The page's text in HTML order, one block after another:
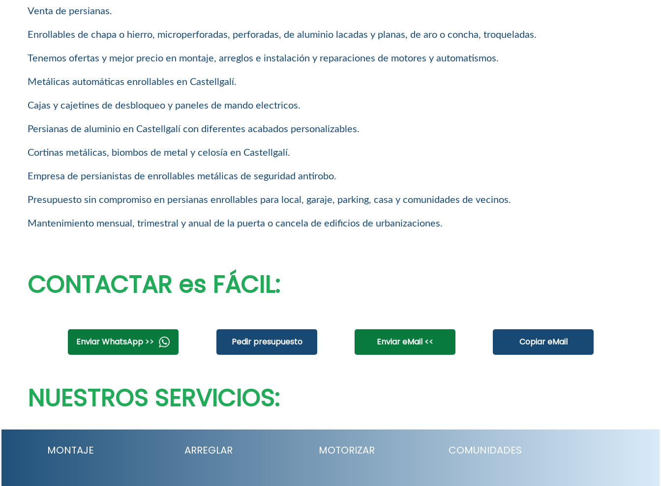
Venta de persianas.
Enrollables de chapa o hierro, microperforadas, perforadas, de aluminio lacadas y planas, de aro o concha, troqueladas.
Tenemos ofertas y mejor precio en montaje, arreglos e instalación y reparaciones de motores y automatismos.
Metálicas automáticas enrollables en Castellgalí.
Cajas y cajetines de desbloqueo y paneles de mando electricos.
Persianas de aluminio en Castellgalí con diferentes acabados personalizables.
Cortinas metálicas, biombos de metal y celosía en Castellgalí.
Empresa de persianistas de enrollables metálicas de seguridad antirobo.
Presupuesto sin compromiso en persianas enrollables para local, garaje, parking, casa y comunidades de vecinos.
Mantenimiento mensual, trimestral y anual de la puerta o cancela de edificios de urbanizaciones.
CONTACTAR es FÁCIL:
Enviar WhatsApp >> Pedir presupuesto Enviar eMail << Copiar eMail
NUESTROS SERVICIOS:
MONTAJE ARREGLAR MOTORIZAR COMUNIDADES